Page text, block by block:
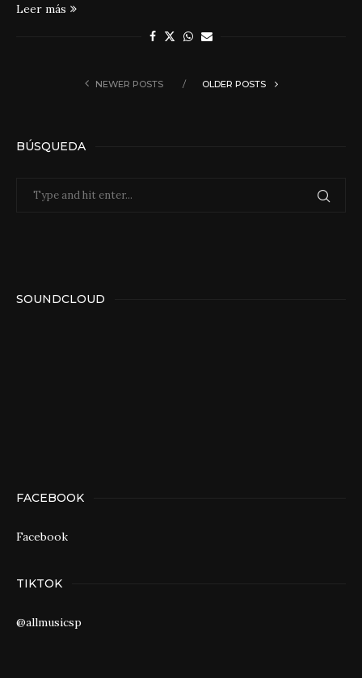
Leer más
NEWER POSTS OLDER POSTS
BÚSQUEDA
SOUNDCLOUD
FACEBOOK
Facebook
TIKTOK
@allmusicsp